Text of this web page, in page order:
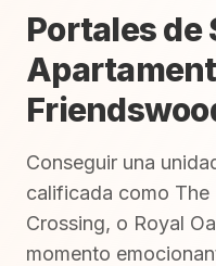
Portales de
Conseguir una
calificada como The
Crossing, o Royal
momento